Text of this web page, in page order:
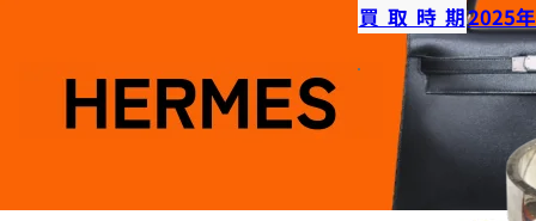
買取時期2025